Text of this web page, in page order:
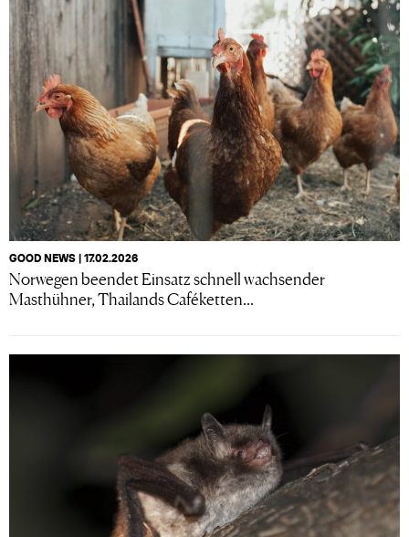
GOOD NEWS | 17.02.2026
Norwegen beendet Einsatz schnell wachsender
Masthühner, Thailands Caféketten...